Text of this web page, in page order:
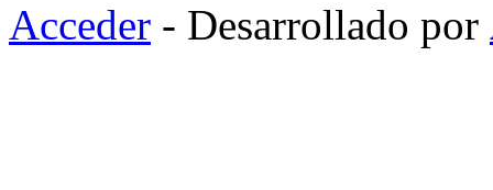
Acceder - Desarrollado por